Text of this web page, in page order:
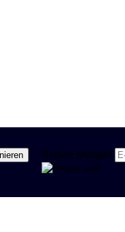
Region Stuttgart